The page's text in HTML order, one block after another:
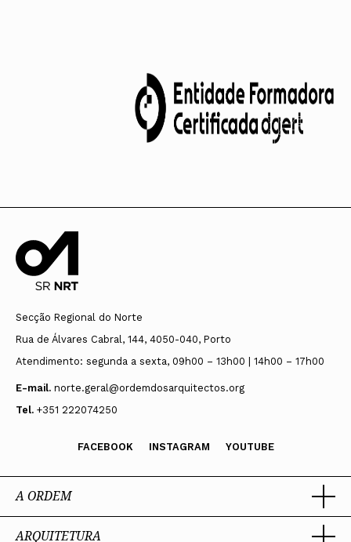
Secção Regional do Norte
Rua de Álvares Cabral, 144, 4050-040, Porto
Atendimento: segunda a sexta, 09h00 – 13h00 | 14h00 – 17h00
E-mail. norte.geral@ordemdosarquitectos.org
Tel. +351 222074250
FACEBOOK INSTAGRAM YOUTUBE
A ORDEM
ARQUITETURA